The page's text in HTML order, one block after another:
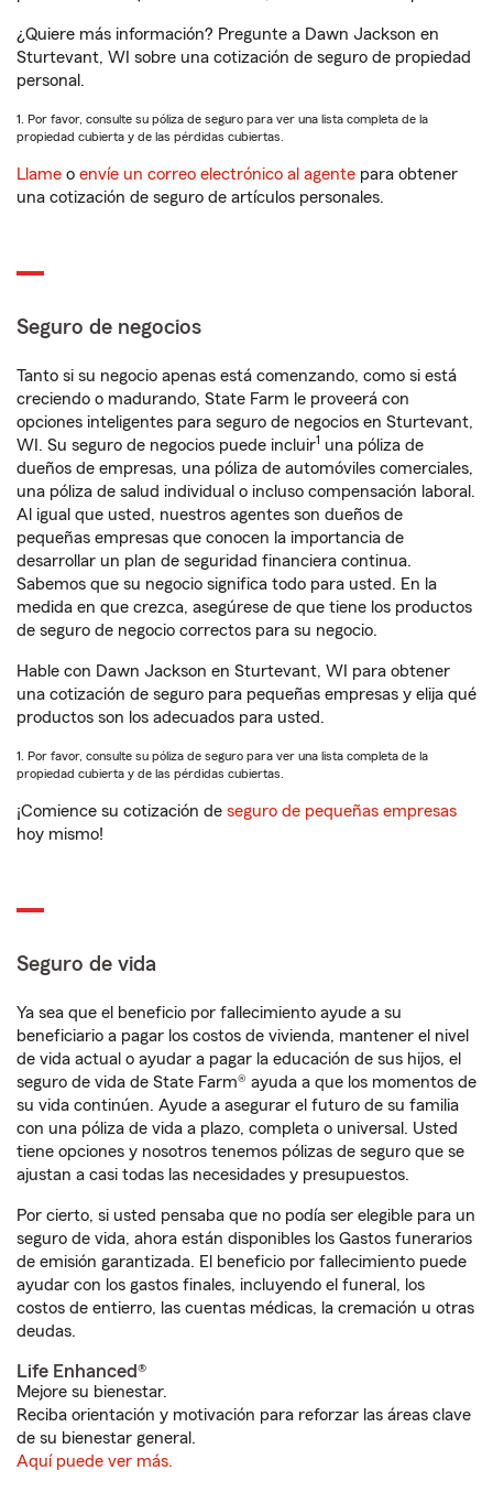
¿Quiere más información? Pregunte a Dawn Jackson en
Sturtevant, WI sobre una cotización de seguro de propiedad
personal.
1. Por favor, consulte su póliza de seguro para ver una lista completa de la
propiedad cubierta y de las pérdidas cubiertas.
Llame o envíe un correo electrónico al agente para obtener
una cotización de seguro de artículos personales.
Seguro de negocios
Tanto si su negocio apenas está comenzando, como si está
creciendo o madurando, State Farm le proveerá con
opciones inteligentes para seguro de negocios en Sturtevant,
WI. Su seguro de negocios puede incluir1 una póliza de
dueños de empresas, una póliza de automóviles comerciales,
una póliza de salud individual o incluso compensación laboral.
Al igual que usted, nuestros agentes son dueños de
pequeñas empresas que conocen la importancia de
desarrollar un plan de seguridad financiera continua.
Sabemos que su negocio significa todo para usted. En la
medida en que crezca, asegúrese de que tiene los productos
de seguro de negocio correctos para su negocio.
Hable con Dawn Jackson en Sturtevant, WI para obtener
una cotización de seguro para pequeñas empresas y elija qué
productos son los adecuados para usted.
1. Por favor, consulte su póliza de seguro para ver una lista completa de la
propiedad cubierta y de las pérdidas cubiertas.
¡Comience su cotización de seguro de pequeñas empresas
hoy mismo!
Seguro de vida
Ya sea que el beneficio por fallecimiento ayude a su
beneficiario a pagar los costos de vivienda, mantener el nivel
de vida actual o ayudar a pagar la educación de sus hijos, el
seguro de vida de State Farm® ayuda a que los momentos de
su vida continúen. Ayude a asegurar el futuro de su familia
con una póliza de vida a plazo, completa o universal. Usted
tiene opciones y nosotros tenemos pólizas de seguro que se
ajustan a casi todas las necesidades y presupuestos.
Por cierto, si usted pensaba que no podía ser elegible para un
seguro de vida, ahora están disponibles los Gastos funerarios
de emisión garantizada. El beneficio por fallecimiento puede
ayudar con los gastos finales, incluyendo el funeral, los
costos de entierro, las cuentas médicas, la cremación u otras
deudas.
Life Enhanced®
Mejore su bienestar.
Reciba orientación y motivación para reforzar las áreas clave
de su bienestar general.
Aquí puede ver más.